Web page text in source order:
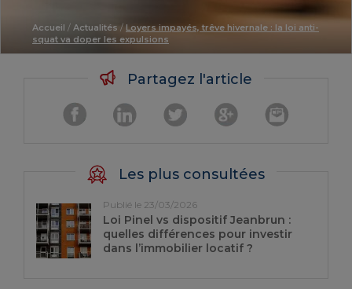
Accueil / Actualités / Loyers impayés, trêve hivernale : la loi anti-
squat va doper les expulsions
Partagez l'article
Les plus consultées
Publié le 23/03/2026
Loi Pinel vs dispositif Jeanbrun :
quelles différences pour investir
dans l’immobilier locatif ?